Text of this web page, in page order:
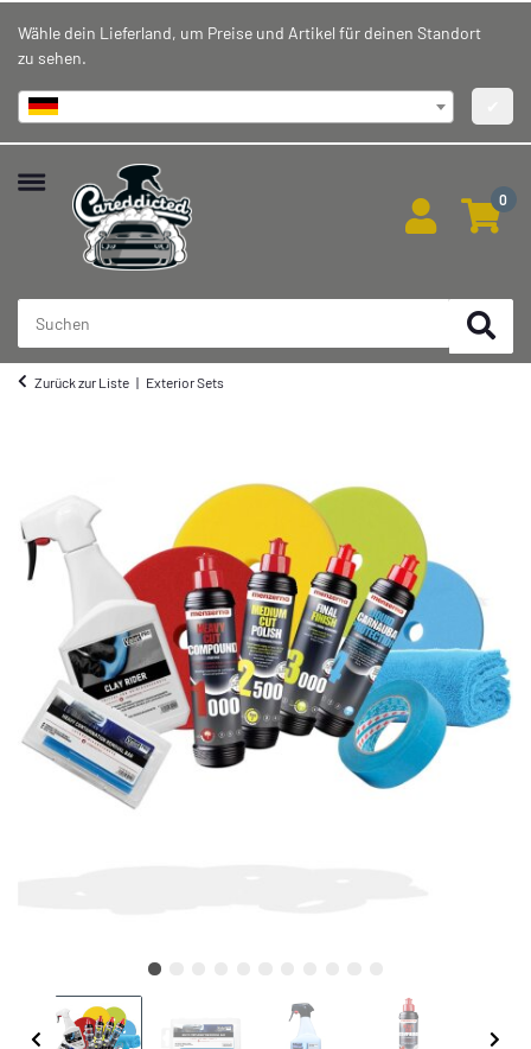
Wähle dein Lieferland, um Preise und Artikel für deinen Standort
zu sehen.
0
Zurück zur Liste Exterior Sets